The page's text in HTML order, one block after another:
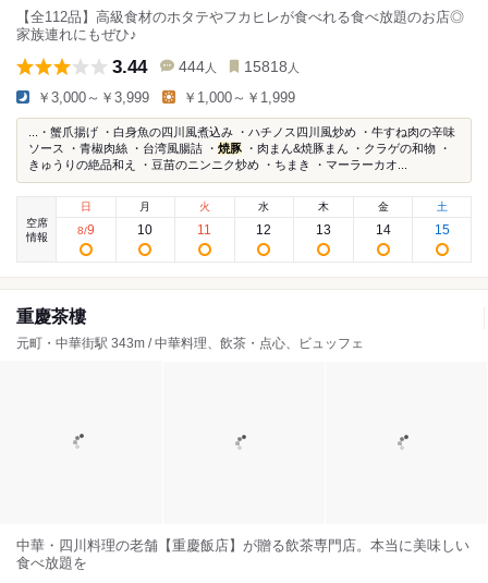
【全112品】高級食材のホタテやフカヒレが食べれる食べ放題のお店◎
家族連れにもぜひ♪
3.44 444 人 15818 人
￥3,000～￥3,999 ￥1,000～￥1,999
...・蟹爪揚げ ・白身魚の四川風煮込み ・ハチノス四川風炒め ・牛すね肉の辛味
ソース ・青椒肉絲 ・台湾風腸詰 ・ 焼豚 ・肉まん&焼豚まん ・クラゲの和物 ・
きゅうりの絶品和え ・豆苗のニンニク炒め ・ちまき ・マーラーカオ...
空席
情報
日
8/9
月
10
火
11
水
12
木
13
金
14
土
15
重慶茶樓
元町・中華街駅 343m / 中華料理、飲茶・点心、ビュッフェ
中華・四川料理の老舗【重慶飯店】が贈る飲茶専門店。本当に美味しい
食べ放題を